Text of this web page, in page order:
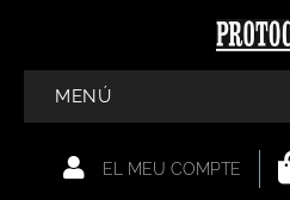
MENÚ
EL MEU COMPTE